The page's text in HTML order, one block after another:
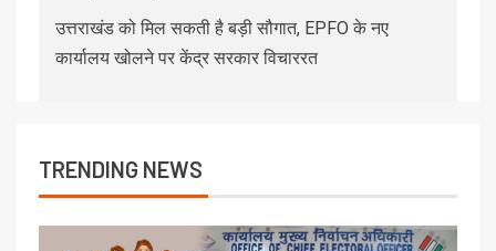
उत्तराखंड को मिल सकती है बड़ी सौगात, EPFO के नए
कार्यालय खोलने पर केंद्र सरकार विचाररत
TRENDING NEWS